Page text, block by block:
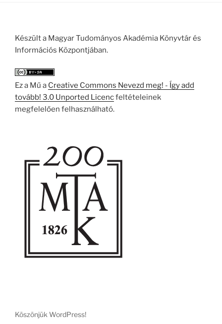
Készült a Magyar Tudományos Akadémia Könyvtár és
Információs Központjában.
Ez a Mű a Creative Commons Nevezd meg! - Így add
tovább! 3.0 Unported Licencfeltételeinek
megfelelően felhasználható.
Köszönjük WordPress!